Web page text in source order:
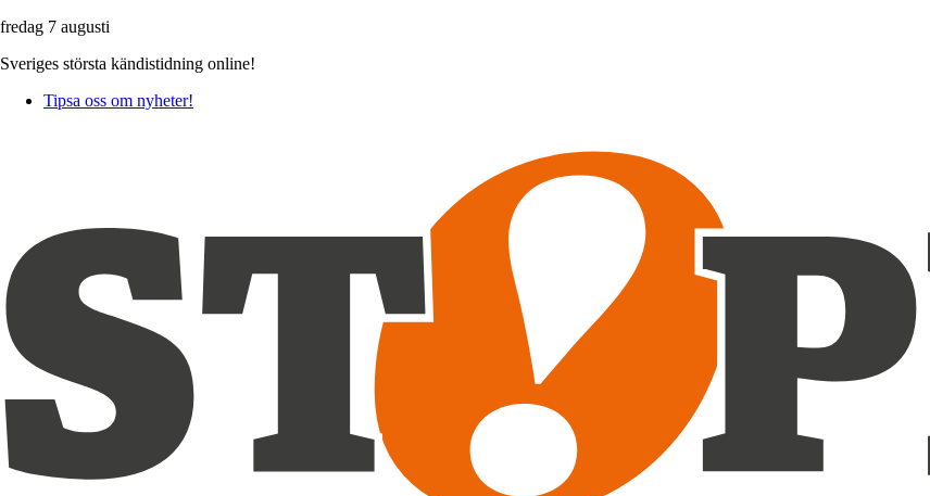
fredag 7 augusti
Sveriges största kändistidning online!
Tipsa oss om nyheter!